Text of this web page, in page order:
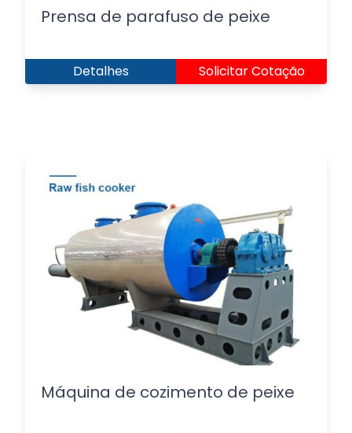
Prensa de parafuso de peixe
Detalhes Solicitar Cotação
Máquina de cozimento de peixe